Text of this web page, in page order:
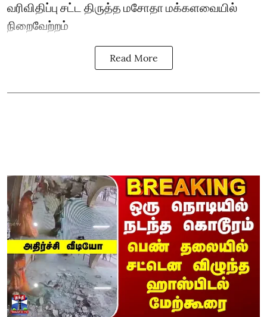
வரிவிதிப்பு சட்ட திருத்த மசோதா மக்களவையில்
நிறைவேற்றம்
Read More